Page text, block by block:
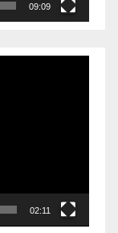
09:09
02:11